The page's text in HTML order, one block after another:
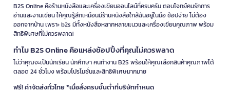
B2S Online คือร้านหนังสือและเครื่องเขียนออนไลน์ที่ครบครัน ตอบโจทย์คนรักการ
อ่านและงานเขียน ให้คุณรู้สึกเหมือนมีร้านหนังสือใกล้ฉันอยู่ในมือ ช้อปง่าย ไม่ต้อง
ออกจากบ้าน เพราะ b2s มีทั้งหนังสือหลากหลายแนวและเครื่องเขียนคุณภาพ พร้อม
สิทธิพิเศษที่ไม่ควรพลาด!
ทำไม B2S Online คือแหล่งช้อปปิ้งที่คุณไม่ควรพลาด
ไม่ว่าคุณจะเป็นนักเรียน นักศึกษา คนทำงาน B2S พร้อมให้คุณเลือกสินค้าคุณภาพได้
ตลอด 24 ชั่วโมง พร้อมโปรโมชั่นและสิทธิพิเศษมากมาย
ฟรี! ค่าจัดส่งทั่วไทย *เมื่อสั่งครบขั้นต่ำที่บริษัทกำหนด